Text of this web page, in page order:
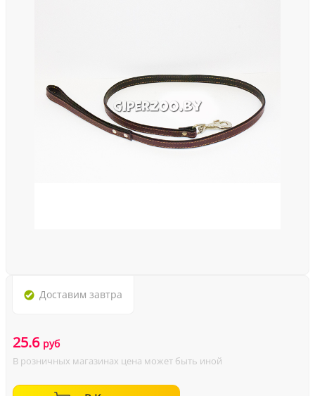
Доставим завтра
25.6 руб
В розничных магазинах цена может быть иной